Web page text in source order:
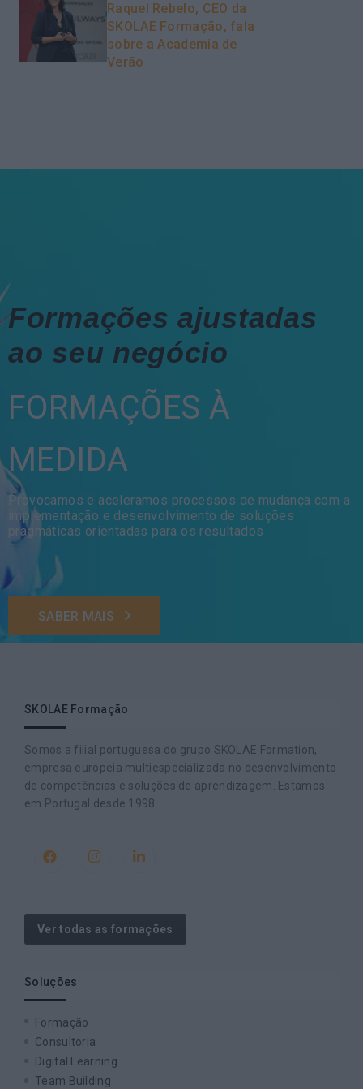
Raquel Rebelo, CEO da
SKOLAE Formação, fala
sobre a Academia de
Verão
Formações ajustadas
ao seu negócio
FORMAÇÕES À
MEDIDA
Provocamos e aceleramos processos de mudança com a
implementação e desenvolvimento de soluções
pragmáticas orientadas para os resultados
SABER MAIS
SKOLAE Formação
Somos a filial portuguesa do grupo SKOLAE Formation,
empresa europeia multiespecializada no desenvolvimento
de competências e soluções de aprendizagem. Estamos
em Portugal desde 1998.
Ver todas as formações
Soluções
Formação
Consultoria
Digital Learning
Team Building